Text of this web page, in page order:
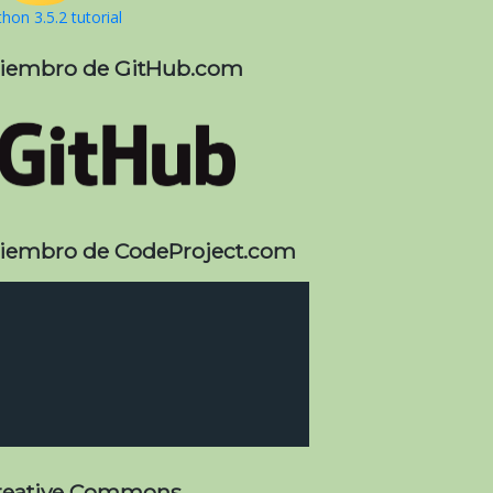
3.5.2 tutorial
de GitHub.com
de CodeProject.com